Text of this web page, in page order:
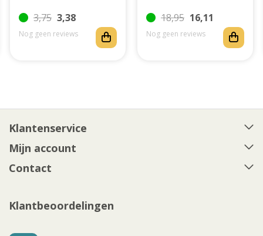
3,75 3,38
Nog geen reviews
18,95 16,11
Nog geen reviews
Klantenservice
Mijn account
Contact
Klantbeoordelingen